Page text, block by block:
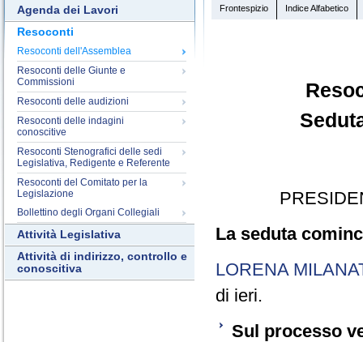
Agenda dei Lavori
Resoconti
Resoconti dell'Assemblea
Resoconti delle Giunte e
Commissioni
Resoconti delle audizioni
Resoconti delle indagini
conoscitive
Resoconti Stenografici delle sedi
Legislativa, Redigente e Referente
Resoconti del Comitato per la
Legislazione
Bollettino degli Organi Collegiali
Attività Legislativa
Attività di indirizzo, controllo e
conoscitiva
Frontespizio Indice Alfabetico
La seduta
LORENA
di ieri.
Sul processo